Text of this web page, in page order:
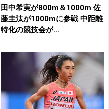
田中希実が800m＆1000m 佐
藤圭汰が1000mに参戦 中距離
特化の競技会が...